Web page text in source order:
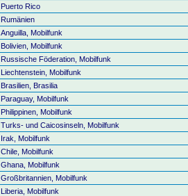
Puerto Rico
Rumänien
Anguilla, Mobilfunk
Bolivien, Mobilfunk
Russische Föderation, Mobilfunk
Liechtenstein, Mobilfunk
Brasilien, Brasilia
Paraguay, Mobilfunk
Philippinen, Mobilfunk
Turks- und Caicosinseln, Mobilfunk
Irak, Mobilfunk
Chile, Mobilfunk
Ghana, Mobilfunk
Großbritannien, Mobilfunk
Liberia, Mobilfunk